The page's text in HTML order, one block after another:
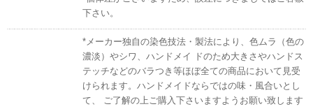
下さい。
*メーカー独自の染色技法・製法により、色ムラ（色の
濃淡）やシワ、ハンドメイ ドのため大きさやハンドス
テッチなどのバラつき等ほぼ全ての商品において見受
けられます。ハンドメイドならではの味・風合いとし
て、 ご了解の上ご購入下さいますようお願い致します